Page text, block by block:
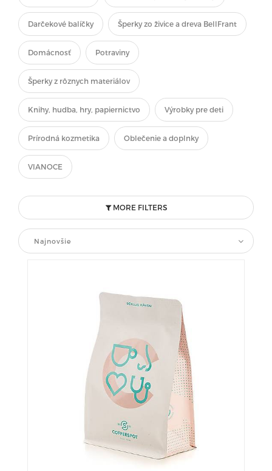
Darčekové balíčky Šperky zo živice a dreva BellFrant
Domácnosť Potraviny
Šperky z rôznych materiálov
Knihy, hudba, hry, papiernictvo Výrobky pre deti
Prírodná kozmetika Oblečenie a doplnky
VIANOCE
MORE FILTERS
Najnovšie